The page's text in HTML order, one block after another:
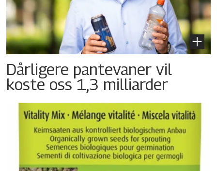
Dårligere pantevaner vil
koste oss 1,3 milliarder